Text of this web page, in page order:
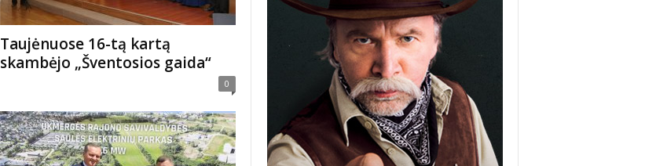
Taujėnuose 16-tą kartą
skambėjo „Šventosios gaida“
0